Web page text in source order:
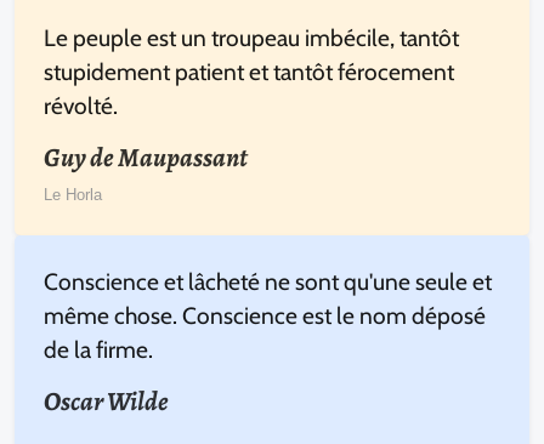
Le peuple est un troupeau imbécile, tantôt
stupidement patient et tantôt férocement
révolté.
Guy de Maupassant
Le Horla
Conscience et lâcheté ne sont qu'une seule et
même chose. Conscience est le nom déposé
de la firme.
Oscar Wilde